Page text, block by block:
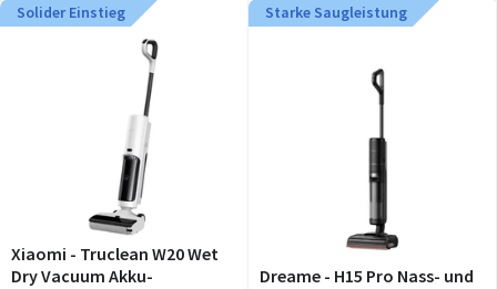
Solider Einstieg
Xiaomi - Truclean W20 Wet
Dry Vacuum Akku-
Starke Saugleistung
Dreame - H15 Pro Nass- und